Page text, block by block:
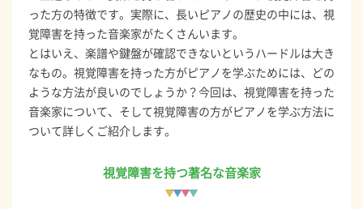
った方の特徴です。実際に、長いピアノの歴史の中には、視
覚障害を持った音楽家がたくさんいます。
とはいえ、楽譜や鍵盤が確認できないというハードルは大き
なもの。視覚障害を持った方がピアノを学ぶためには、どの
ような方法が良いのでしょうか？今回は、視覚障害を持った
音楽家について、そして視覚障害の方がピアノを学ぶ方法に
ついて詳しくご紹介します。
視覚障害を持つ著名な音楽家